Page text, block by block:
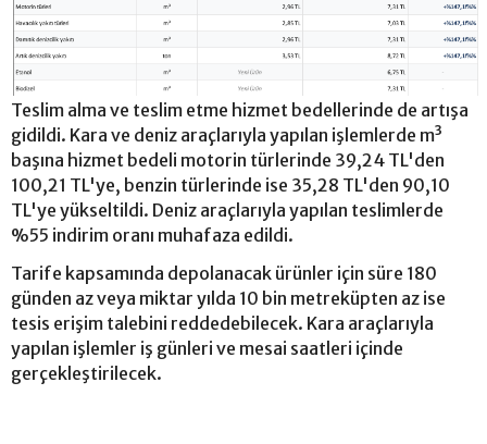
Teslim alma ve teslim etme hizmet bedellerinde de artışa
gidildi. Kara ve deniz araçlarıyla yapılan işlemlerde m³
başına hizmet bedeli motorin türlerinde 39,24 TL'den
100,21 TL'ye, benzin türlerinde ise 35,28 TL'den 90,10
TL'ye yükseltildi. Deniz araçlarıyla yapılan teslimlerde
%55 indirim oranı muhafaza edildi.
Tarife kapsamında depolanacak ürünler için süre 180
günden az veya miktar yılda 10 bin metreküpten az ise
tesis erişim talebini reddedebilecek. Kara araçlarıyla
yapılan işlemler iş günleri ve mesai saatleri içinde
gerçekleştirilecek.